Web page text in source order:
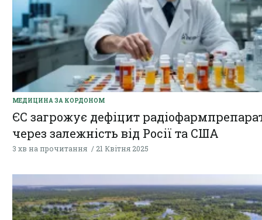
МЕДИЦИНА ЗА КОРДОНОМ
ЄС загрожує дефіцит
через залежність від Росії та США
3 хв на прочитання 21 Квітня 2025